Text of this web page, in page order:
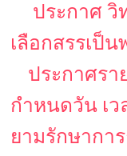
ประกาศ วิ
เลือกสรรเป็
ประกาศรา
กำหนดวัน เ
ยามรักษากา